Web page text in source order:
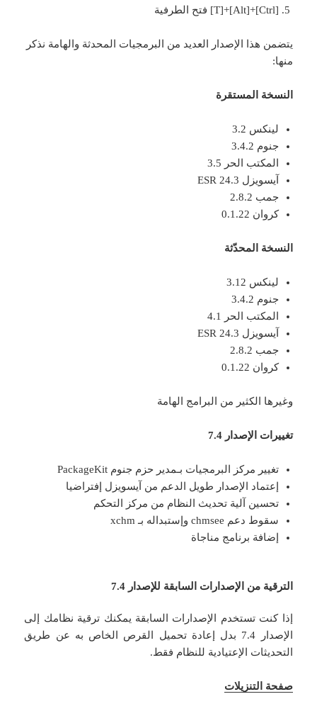
[Ctrl]+[Alt]+[T] فتح الطرفية
يتضمن هذا الإصدار العديد من البرمجيات المحدثة والهامة نذكر
منها:
النسخة المستقرة
لينكس 3.2
جنوم 3.4.2
المكتب الحر 3.5
آيسويزل 24.3 ESR
جمب 2.8.2
كروان 0.1.22
النسخة المحدّثة
لينكس 3.12
جنوم 3.4.2
المكتب الحر 4.1
آيسويزل 24.3 ESR
جمب 2.8.2
كروان 0.1.22
وغيرها الكثير من البرامج الهامة
تغييرات الإصدار 7.4
تغيير مركز البرمجيات بـمدير حزم جنوم PackageKit
إعتماد الإصدار طويل الدعم من آيسويزل إفتراضيا
تحسين آلية تحديث النظام من مركز التحكم
سقوط دعم chmsee وإستبداله بـ xchm
إضافة برنامج مناجاة
الترقية من الإصدارات السابقة للإصدار 7.4
إذا كنت تستخدم الإصدارات السابقة يمكنك ترقية نظامك إلى
الإصدار 7.4 بدل إعادة تحميل القرص الخاص به عن طريق
التحديثات الإعتيادية للنظام فقط.
صفحة التنزيلات